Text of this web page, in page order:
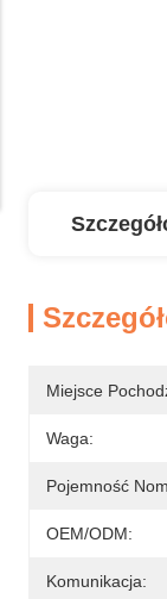
Miejsce
Waga:
Pojemność
OEM/ODM:
Komunikacja: